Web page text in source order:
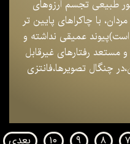
طبیعی تجسم آرزوهای
با چاکراهای پایین تر
عمیقی نداشته و
مستعد رفتارهای غیرقابل
چنگال تصویرها،فانتزی